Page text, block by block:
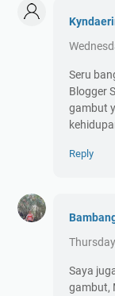
Seru
Blogger
gambut
Reply
Saya
gambut,